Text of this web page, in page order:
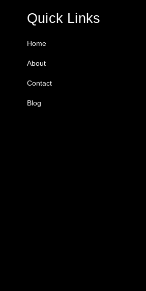
Quick Links
Home
About
Contact
Blog